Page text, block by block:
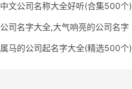
中文公司名称大全好听(合集500个)
公司名字大全,大气响亮的公司名字
属马的公司起名字大全(精选500个)